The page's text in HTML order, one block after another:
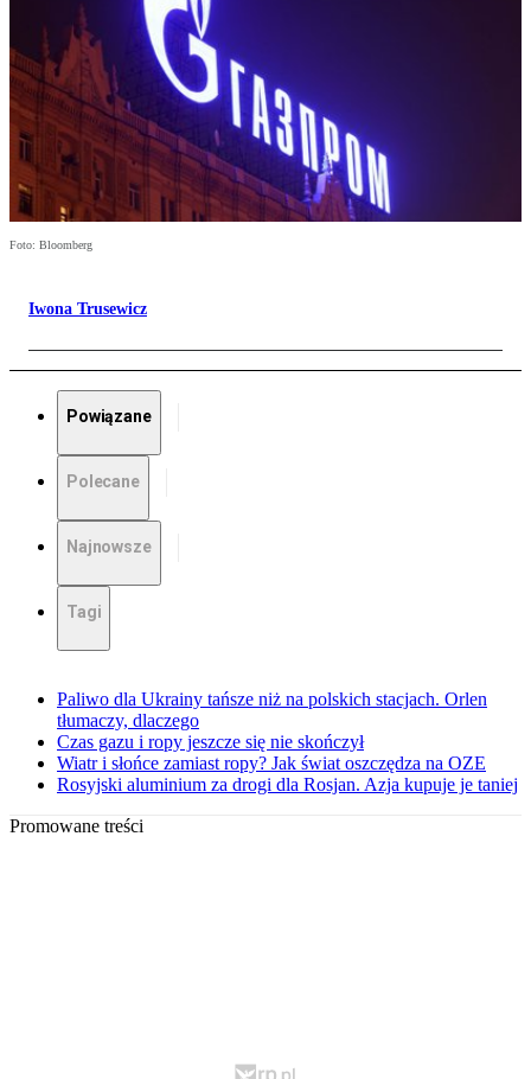
Foto: Bloomberg
Iwona Trusewicz
Powiązane
Polecane
Najnowsze
Tagi
Paliwo dla Ukrainy tańsze niż na polskich stacjach. Orlen
tłumaczy, dlaczego
Czas gazu i ropy jeszcze się nie skończył
Wiatr i słońce zamiast ropy? Jak świat oszczędza na OZE
Rosyjski aluminium za drogi dla Rosjan. Azja kupuje je taniej
Promowane treści